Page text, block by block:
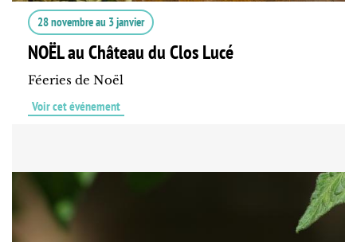
28 novembreau 3 janvier
NOËL au Château du Clos Lucé
Féeries de Noël
Voir cet événement